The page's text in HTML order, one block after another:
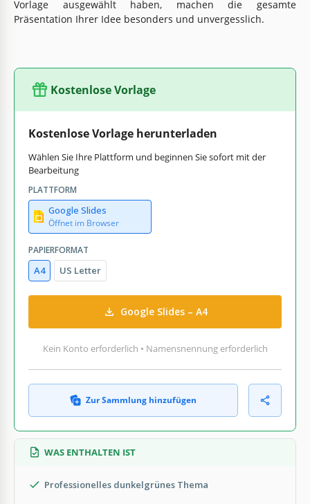
Vorlage ausgewählt haben, machen die gesamte
Präsentation Ihrer Idee besonders und unvergesslich.
Kostenlose Vorlage
Kostenlose Vorlage herunterladen
Wählen Sie Ihre Plattform und beginnen Sie sofort mit der
Bearbeitung
PLATTFORM
Google Slides
Öffnet im Browser
PAPIERFORMAT
A4 US Letter
Google Slides – A4
Kein Konto erforderlich • Namensnennung erforderlich
Zur Sammlung hinzufügen
WAS ENTHALTEN IST
Professionelles dunkelgrünes Thema